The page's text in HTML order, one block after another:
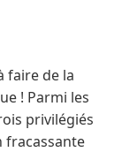
faire de la
! Parmi les
privilégiés
fracassante